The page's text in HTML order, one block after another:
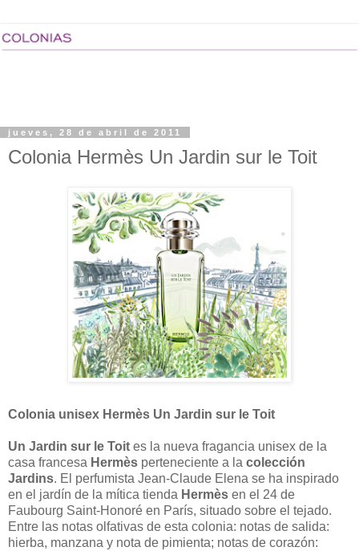
jueves, 28 de abril de 2011
Colonia Hermès Un Jardin sur le Toit
Colonia unisex Hermès Un Jardin sur le Toit
Un Jardin sur le Toit es la nueva fragancia unisex de la
casa francesa Hermès perteneciente a la colección
Jardins. El perfumista Jean-Claude Elena se ha inspirado
en el jardín de la mítica tienda Hermès en el 24 de
Faubourg Saint-Honoré en París, situado sobre el tejado.
Entre las notas olfativas de esta colonia: notas de salida:
hierba, manzana y nota de pimienta; notas de corazón: